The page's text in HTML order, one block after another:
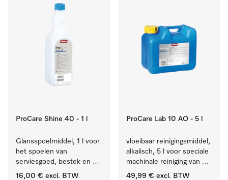
ProCare Shine 40 - 1 l
Glansspoelmiddel, 1 l voor
het spoelen van
serviesgoed, bestek en
ideaal voor glazen.
16,00 € excl. BTW
ProCare Lab 10 AO - 5 l
vloeibaar reinigingsmiddel,
alkalisch, 5 l voor speciale
machinale reiniging van
laboratoriumglaswerk en -
49,99 € excl. BTW